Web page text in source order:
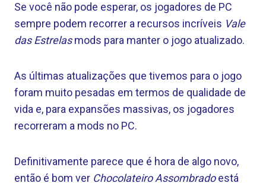
Se você não pode esperar, os jogadores de PC
sempre podem recorrer a recursos incríveis Vale
das Estrelasmods para manter o jogo atualizado.
As últimas atualizações que tivemos para o jogo
foram muito pesadas em termos de qualidade de
vida e, para expansões massivas, os jogadores
recorreram a mods no PC.
Definitivamente parece que é hora de algo novo,
então é bom ver Chocolateiro Assombradoestá